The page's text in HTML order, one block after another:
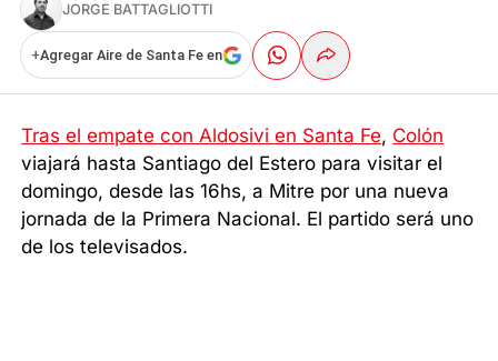
JORGE BATTAGLIOTTI
+Agregar Aire de Santa Fe en
Tras el empate con Aldosivi en Santa Fe, Colón
viajará hasta Santiago del Estero para visitar el
domingo, desde las 16hs, a Mitre por una nueva
jornada de la Primera Nacional. El partido será uno
de los televisados.